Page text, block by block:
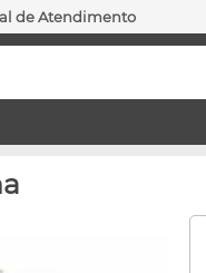
de Atendimento